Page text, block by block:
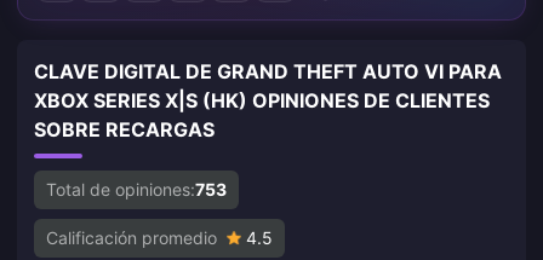
CLAVE DIGITAL DE GRAND THEFT AUTO VI PARA
XBOX SERIES X|S (HK) OPINIONES DE CLIENTES
SOBRE RECARGAS
Total de opiniones:753
Calificación promedio 4.5